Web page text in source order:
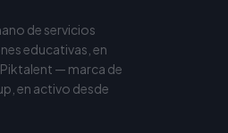
de servicios
educativas, en
— marca de
en activo desde